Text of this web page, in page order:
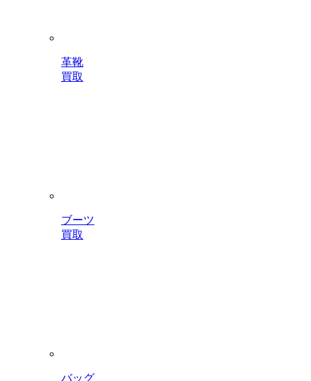
革靴
買取
ブーツ
買取
バッグ